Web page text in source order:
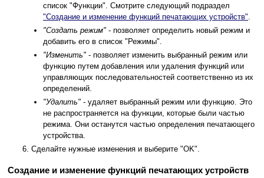
список "Функции". Смотрите следующий подраздел
"Создание и изменение функций печатающих устройств".
"Создать режим" - позволяет определить новый режим и
добавить его в список "Режимы".
"Изменить" - позволяет изменить выбранный режим или
функцию путем добавления или удаления функций или
управляющих последовательностей соответственно из их
определений.
"Удалить" - удаляет выбранный режим или функцию. Это
не распространяется на функции, которые были частью
режима. Они останутся частью определения печатающего
устройства.
Сделайте нужные изменения и выберите "OK".
Создание и изменение функций печатающих устройств